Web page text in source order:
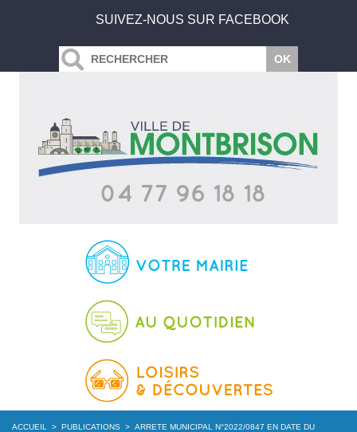
SUIVEZ-NOUS SUR FACEBOOK
ACCUEIL > PUBLICATIONS > ARRETE MUNICIPAL N°2022/0847 EN DATE DU